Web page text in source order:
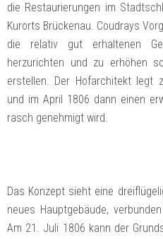
die Restaurierungen im
Kurorts Brückenau. Coudrays
die relativ gut erhaltenen
herzurichten und zu erhöhen
erstellen. Der Hofarchitekt legt
und im April 1806 dann einen
rasch genehmigt wird.
Das Konzept sieht eine
neues Hauptgebäude,
Am 21. Juli 1806 kann der